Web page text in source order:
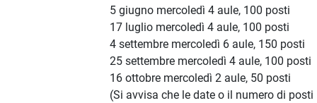
5 giugno mercoledì 4 aule, 100 posti
17 luglio mercoledì 4 aule, 100 posti
4 settembre mercoledì 6 aule, 150 posti
25 settembre mercoledì 4 aule, 100 posti
16 ottobre mercoledì 2 aule, 50 posti
(Si avvisa che le date o il numero di